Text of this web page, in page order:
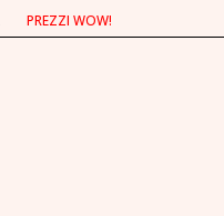
PREZZI WOW!